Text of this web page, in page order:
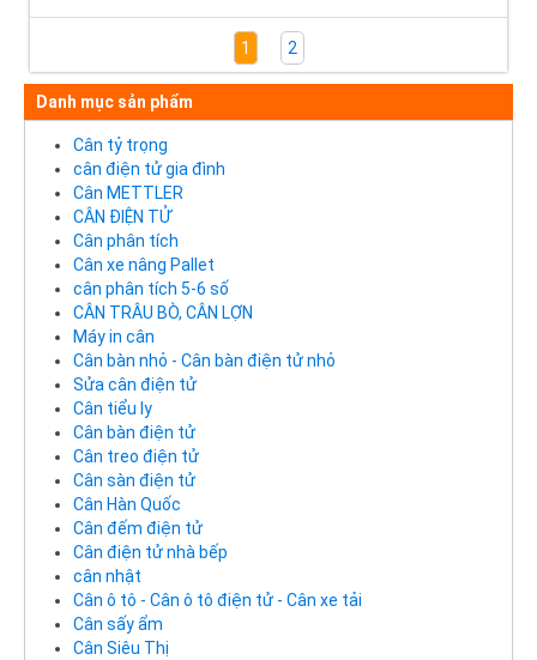
1 2
Danh mục sản phẩm
Cân tỷ trọng
cân điện tử gia đình
Cân METTLER
CÂN ĐIỆN TỬ
Cân phân tích
Cân xe nâng Pallet
cân phân tích 5-6 số
CÂN TRÂU BÒ, CÂN LỢN
Máy in cân
Cân bàn nhỏ - Cân bàn điện tử nhỏ
Sửa cân điện tử
Cân tiểu ly
Cân bàn điện tử
Cân treo điện tử
Cân sàn điện tử
Cân Hàn Quốc
Cân đếm điện tử
Cân điện tử nhà bếp
cân nhật
Cân ô tô - Cân ô tô điện tử - Cân xe tải
Cân sấy ẩm
Cân Siêu Thị